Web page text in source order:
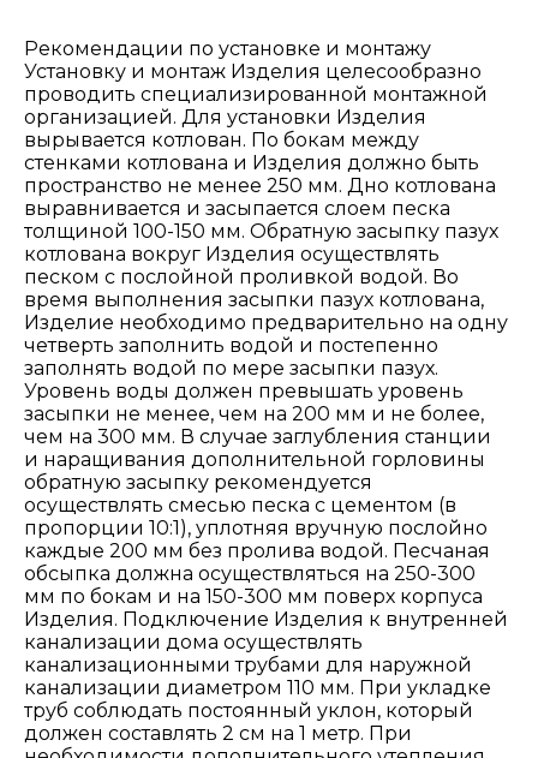
Рекомендации по установке и монтажу
Установку и монтаж Изделия целесообразно
проводить специализированной монтажной
организацией. Для установки Изделия
вырывается котлован. По бокам между
стенками котлована и Изделия должно быть
пространство не менее 250 мм. Дно котлована
выравнивается и засыпается слоем песка
толщиной 100-150 мм. Обратную засыпку пазух
котлована вокруг Изделия осуществлять
песком с послойной проливкой водой. Во
время выполнения засыпки пазух котлована,
Изделие необходимо предварительно на одну
четверть заполнить водой и постепенно
заполнять водой по мере засыпки пазух.
Уровень воды должен превышать уровень
засыпки не менее, чем на 200 мм и не более,
чем на 300 мм. В случае заглубления станции
и наращивания дополнительной горловины
обратную засыпку рекомендуется
осуществлять смесью песка с цементом (в
пропорции 10:1), уплотняя вручную послойно
каждые 200 мм без пролива водой. Песчаная
обсыпка должна осуществляться на 250-300
мм по бокам и на 150-300 мм поверх корпуса
Изделия. Подключение Изделия к внутренней
канализации дома осуществлять
канализационными трубами для наружной
канализации диаметром 110 мм. При укладке
труб соблюдать постоянный уклон, который
должен составлять 2 см на 1 метр. При